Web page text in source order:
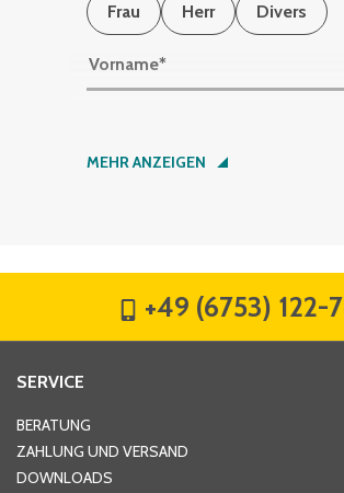
Frau
Herr Divers
Vorname*
Nachname*
Hausnummer
MEHR ANZEIGEN
+49 (6753) 122-
SERVICE
BERATUNG
ZAHLUNG UND VERSAND
DOWNLOADS